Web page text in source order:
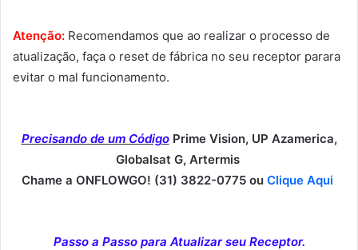
Atenção: Recomendamos que ao realizar o processo de
atualização, faça o reset de fábrica no seu receptor parara
evitar o mal funcionamento.
Precisando de um Código Prime Vision, UP Azamerica,
Globalsat G, Artermis
Chame a ONFLOWGO! (31) 3822-0775 ou Clique Aqui
Passo a Passo para Atualizar seu Receptor.